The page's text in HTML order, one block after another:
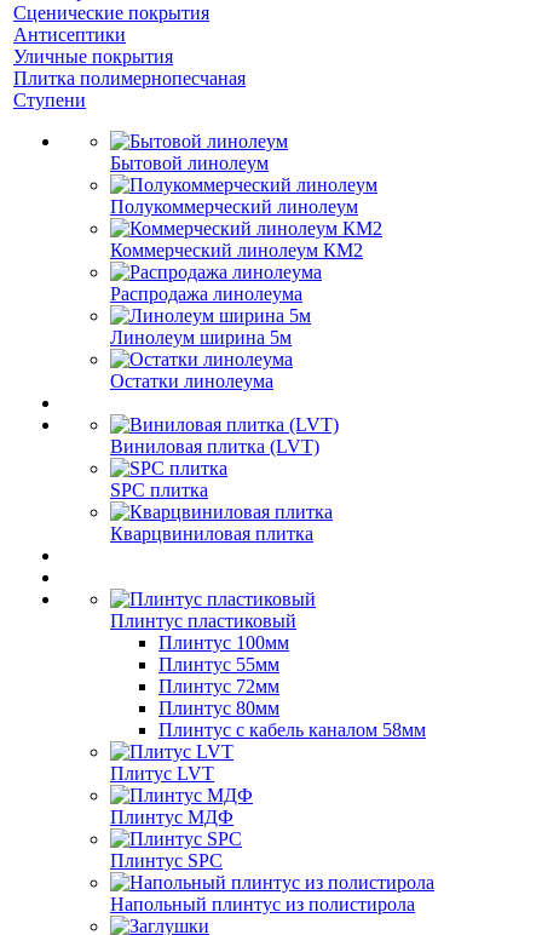
Сценические покрытия
Антисептики
Уличные покрытия
Плитка полимернопесчаная
Ступени
Бытовой линолеум
Полукоммерческий линолеум
Коммерческий линолеум КМ2
Распродажа линолеума
Линолеум ширина 5м
Остатки линолеума
Виниловая плитка (LVT)
SPC плитка
Кварцвиниловая плитка
Плинтус пластиковый
Плинтус 100мм
Плинтус 55мм
Плинтус 72мм
Плинтус 80мм
Плинтус с кабель каналом 58мм
Плитус LVT
Плинтус МДФ
Плинтус SPC
Напольный плинтус из полистирола